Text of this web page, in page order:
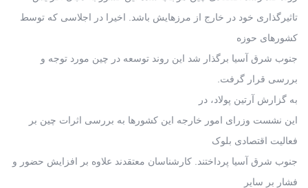
تاثیرگذاری خود در خارج از مرزهایش باشد. اخیرا در اجلاسی که توسط
کشورهای حوزه
جنوب شرق آسیا برگذار شد این روند توسعه در چین مورد توجه و
بررسی قرار گرفت.
به گزارش آرتین پولاد، در
این نشست وزرای امور خارجه این کشورها به بررسی اثرات چین بر
فعالیت اقتصادی بلوک
جنوب شرق آسیا پرداختند. کارشناسان معتقدند علاوه بر افزایش حضور و
فشار بر سایر